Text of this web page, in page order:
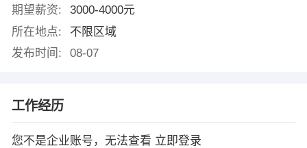
期望薪资:
3000-4000元
所在地点:
不限区域
发布时间:
08-07
工作经历
您不是企业账号，无法查看 立即登录